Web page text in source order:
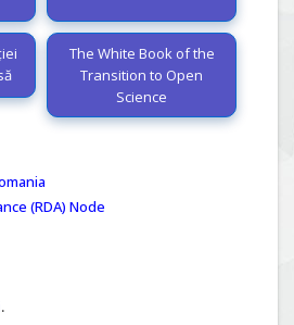
The White Book of the
Transition to Open
Science
(RDA) Node
.